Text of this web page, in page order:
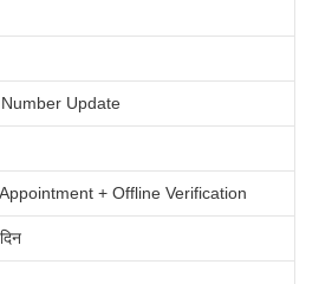
Update
+ Offline Verification